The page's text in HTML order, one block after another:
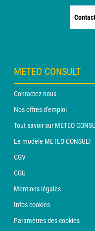
METEO CONSULT
Contactez-nous
Nos offres d'emploi
Tout savoir sur METEO
Le modèle METEO CONSULT
CGV
CGU
Mentions légales
Infos cookies
Paramètres des cookies